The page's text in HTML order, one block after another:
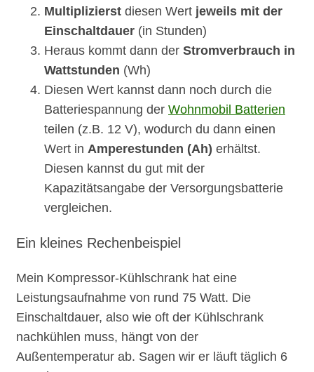
Multiplizierst diesen Wert jeweils mit der
Einschaltdauer (in Stunden)
Heraus kommt dann der Stromverbrauch in
Wattstunden (Wh)
Diesen Wert kannst dann noch durch die
Batteriespannung der Wohnmobil Batterien
teilen (z.B. 12 V), wodurch du dann einen
Wert in Amperestunden (Ah) erhältst.
Diesen kannst du gut mit der
Kapazitätsangabe der Versorgungsbatterie
vergleichen.
Ein kleines Rechenbeispiel
Mein Kompressor-Kühlschrank hat eine
Leistungsaufnahme von rund 75 Watt. Die
Einschaltdauer, also wie oft der Kühlschrank
nachkühlen muss, hängt von der
Außentemperatur ab. Sagen wir er läuft täglich 6